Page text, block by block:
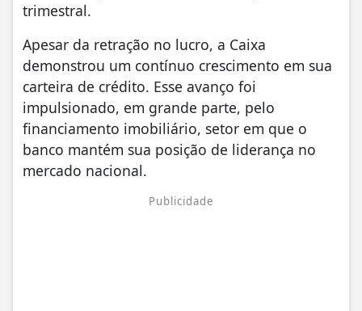
trimestral.
Apesar da retração no lucro, a Caixa
demonstrou um contínuo crescimento em sua
carteira de crédito. Esse avanço foi
impulsionado, em grande parte, pelo
financiamento imobiliário, setor em que o
banco mantém sua posição de liderança no
mercado nacional.
Publicidade